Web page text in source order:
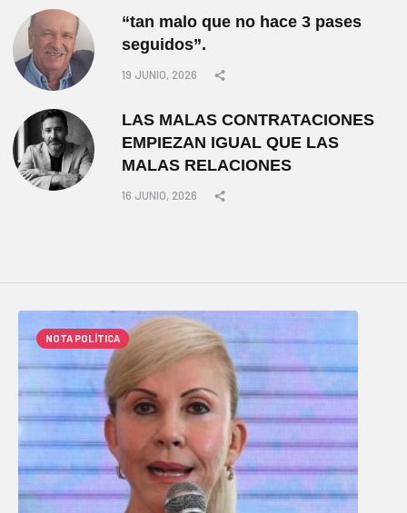
“tan malo que no hace 3 pases
seguidos”.
19 JUNIO, 2026
LAS MALAS CONTRATACIONES
EMPIEZAN IGUAL QUE LAS
MALAS RELACIONES
16 JUNIO, 2026
NOTA POLÍTICA